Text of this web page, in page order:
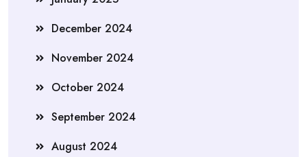
December 2024
November 2024
October 2024
September 2024
August 2024